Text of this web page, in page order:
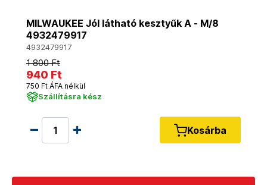
MILWAUKEE Jól látható kesztyűk A - M/8
4932479917
4932479917
1 800 Ft
940 Ft
750 Ft ÁFA nélkül
Szállításra kész
Kosárba